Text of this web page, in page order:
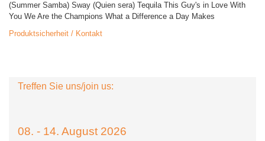
(Summer Samba) Sway (Quien sera) Tequila This Guy's in Love With
You We Are the Champions What a Difference a Day Makes
Produktsicherheit / Kontakt
Treffen Sie uns/join us:
08. - 14. August 2026